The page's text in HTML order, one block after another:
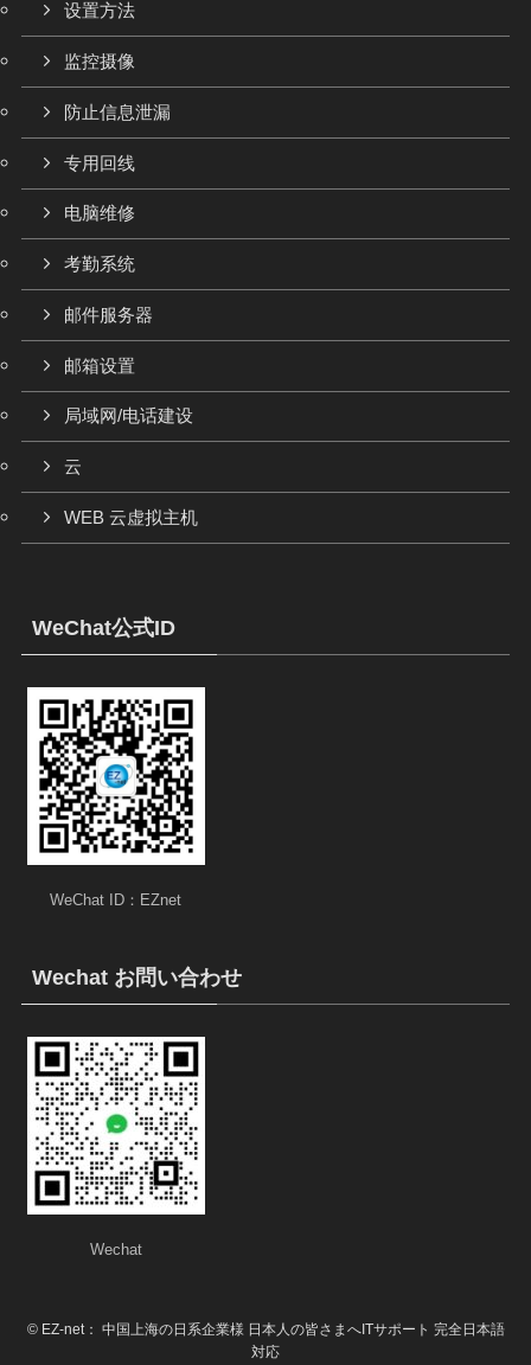
设置方法
监控摄像
防止信息泄漏
专用回线
电脑维修
考勤系统
邮件服务器
邮箱设置
局域网/电话建设
云
WEB 云虚拟主机
WeChat公式ID
WeChat ID：EZnet
Wechat お問い合わせ
Wechat
©EZ-net： 中国上海の日系企業様 日本人の皆さまへITサポート 完全日本語
対応